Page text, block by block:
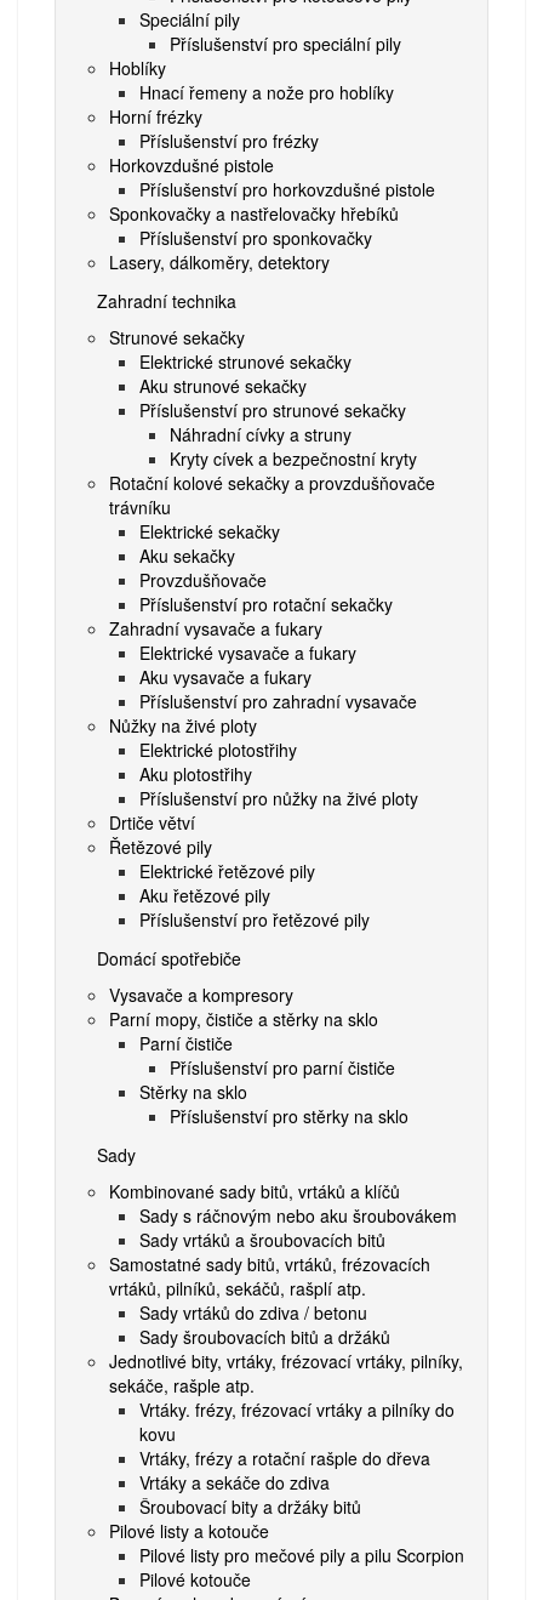
Speciální pily
Příslušenství pro speciální pily
Hoblíky
Hnací řemeny a nože pro hoblíky
Horní frézky
Příslušenství pro frézky
Horkovzdušné pistole
Příslušenství pro horkovzdušné pistole
Sponkovačky a nastřelovačky hřebíků
Příslušenství pro sponkovačky
Lasery, dálkoměry, detektory
Zahradní technika
Strunové sekačky
Elektrické strunové sekačky
Aku strunové sekačky
Příslušenství pro strunové sekačky
Náhradní cívky a struny
Kryty cívek a bezpečnostní kryty
Rotační kolové sekačky a provzdušňovače
trávníku
Elektrické sekačky
Aku sekačky
Provzdušňovače
Příslušenství pro rotační sekačky
Zahradní vysavače a fukary
Elektrické vysavače a fukary
Aku vysavače a fukary
Příslušenství pro zahradní vysavače
Nůžky na živé ploty
Elektrické plotostřihy
Aku plotostřihy
Příslušenství pro nůžky na živé ploty
Drtiče větví
Řetězové pily
Elektrické řetězové pily
Aku řetězové pily
Příslušenství pro řetězové pily
Domácí spotřebiče
Vysavače a kompresory
Parní mopy, čističe a stěrky na sklo
Parní čističe
Příslušenství pro parní čističe
Stěrky na sklo
Příslušenství pro stěrky na sklo
Sady
Kombinované sady bitů, vrtáků a klíčů
Sady s ráčnovým nebo aku šroubovákem
Sady vrtáků a šroubovacích bitů
Samostatné sady bitů, vrtáků, frézovacích
vrtáků, pilníků, sekáčů, rašplí atp.
Sady vrtáků do zdiva / betonu
Sady šroubovacích bitů a držáků
Jednotlivé bity, vrtáky, frézovací vrtáky, pilníky,
sekáče, rašple atp.
Vrtáky. frézy, frézovací vrtáky a pilníky do
kovu
Vrtáky, frézy a rotační rašple do dřeva
Vrtáky a sekáče do zdiva
Šroubovací bity a držáky bitů
Pilové listy a kotouče
Pilové listy pro mečové pily a pilu Scorpion
Pilové kotouče